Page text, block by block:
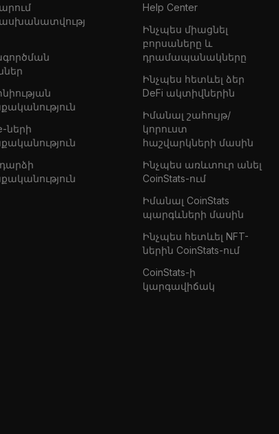
ների
Help Center
Ինչպես միացնել
բորսաները և
դրամապանակները
Ինչպես հետևել ձեր
DeFi ակտիվներին
Իմանալ շահույթ/
կորուստ
հաշվարկների մասին
Ինչպես առևտուր անել
CoinStats-ում
Իմանալ CoinStats
պարգևների մասին
Ինչպես հետևել NFT-
ներին CoinStats-ում
CoinStats-ի
կարգավիճակ